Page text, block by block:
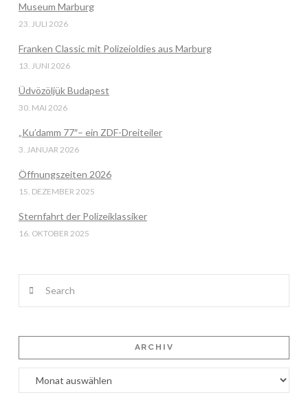
Museum Marburg
23. JULI 2026
Franken Classic mit Polizeioldies aus Marburg
13. JUNI 2026
Üdvözöljük Budapest
30. MAI 2026
„Ku’damm 77″– ein ZDF-Dreiteiler
3. JANUAR 2026
Öffnungszeiten 2026
15. DEZEMBER 2025
Sternfahrt der Polizeiklassiker
16. OKTOBER 2025
ARCHIV
Archiv